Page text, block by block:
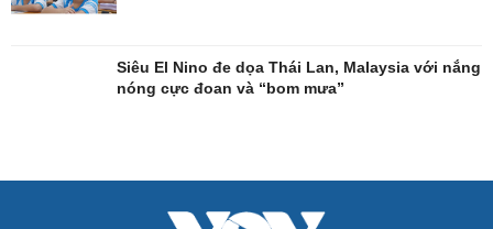
Siêu El Nino đe dọa Thái Lan, Malaysia với nắng
nóng cực đoan và “bom mưa”